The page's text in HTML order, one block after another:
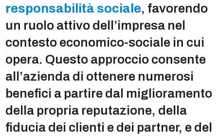
responsabilità sociale, favorendo
un ruolo attivo dell’impresa nel
contesto economico-sociale in cui
opera. Questo approccio consente
all’azienda di ottenere numerosi
benefici a partire dal miglioramento
della propria reputazione, della
fiducia dei clienti e dei partner, e del